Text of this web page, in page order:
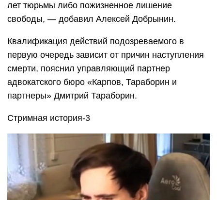
лет тюрьмы либо пожизненное лишение
свободы, — добавил Алексей Добрынин.
Квалификация действий подозреваемого в
первую очередь зависит от причин наступления
смерти, пояснил управляющий партнер
адвокатского бюро «Карпов, Тараборин и
партнеры» Дмитрий Тараборин.
Стримная история-3